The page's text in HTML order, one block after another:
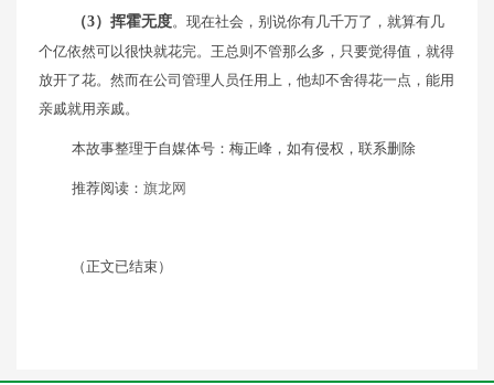
（3）挥霍无度。现在社会，别说你有几千万了，就算有几
个亿依然可以很快就花完。王总则不管那么多，只要觉得值，就得
放开了花。然而在公司管理人员任用上，他却不舍得花一点，能用
亲戚就用亲戚。
本故事整理于自媒体号：梅正峰，如有侵权，联系删除
推荐阅读： 旗龙网
（正文已结束）